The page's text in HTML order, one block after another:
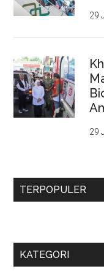
29
29
TERPOPULER
KATEGORI